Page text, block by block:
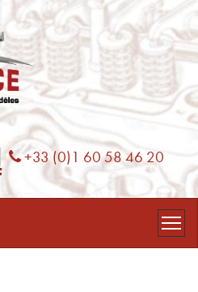
Phone
+33 (0)1 60 58 46 20
Facebook